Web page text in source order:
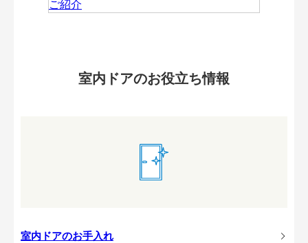
室内ドアのお役立ち情報
室内ドアのお手入れ